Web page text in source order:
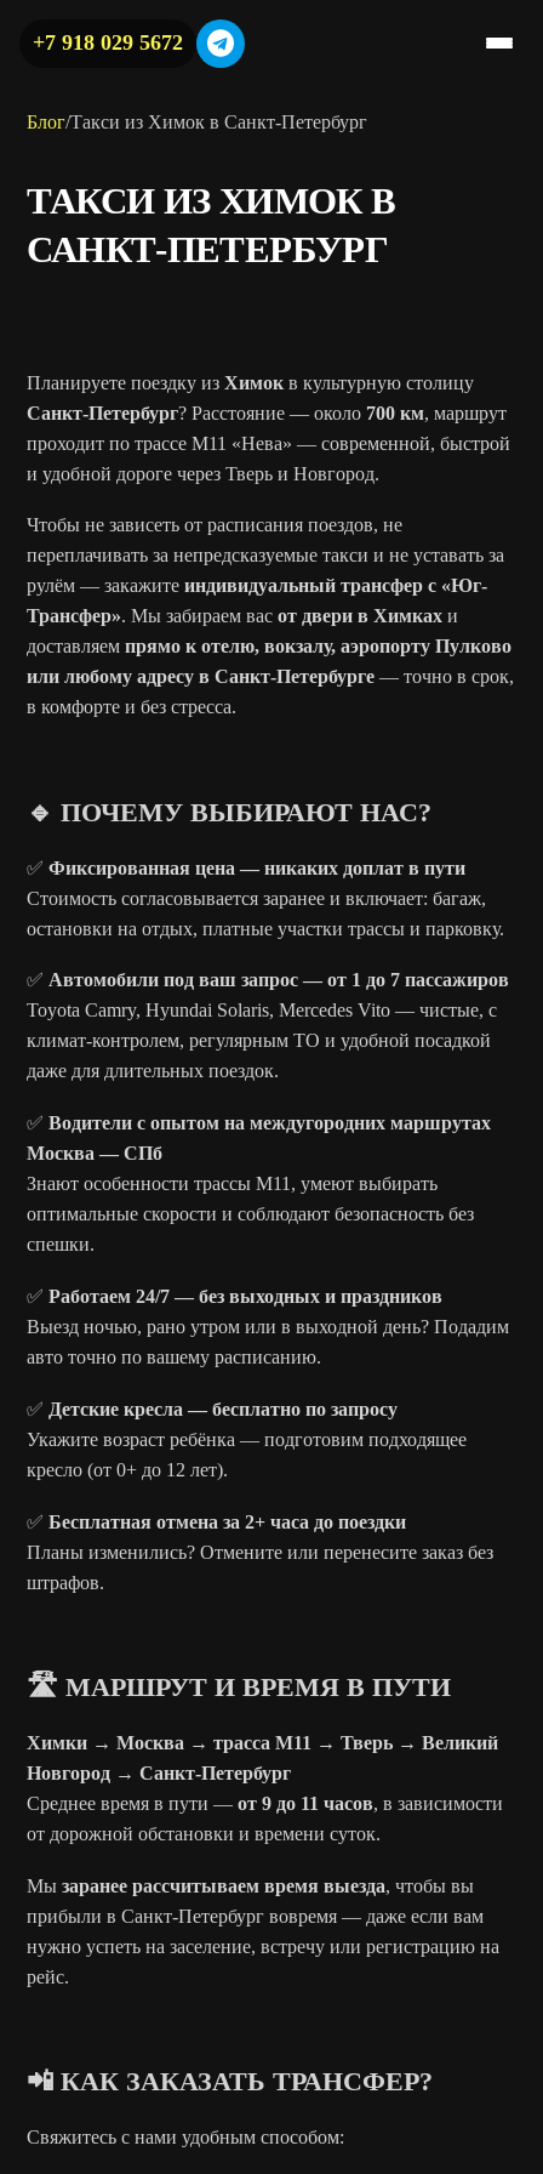
+7 918 029 5672
Блог/Такси из Химок в Санкт-Петербург
ТАКСИ ИЗ ХИМОК В
САНКТ-ПЕТЕРБУРГ
Планируете поездку изХимок в культурную столицу
Санкт-Петербург? Расстояние — около 700 км, маршрут
проходит по трассе М11 «Нева» — современной, быстрой
и удобной дороге через Тверь и Новгород.
Чтобы не зависеть от расписания поездов, не
переплачивать за непредсказуемые такси и не уставать за
рулём — закажитеиндивидуальный трансфер с «Юг-
Трансфер». Мы забираем васот двери в Химках и
доставляемпрямо к отелю, вокзалу, аэропорту Пулково
или любому адресу в Санкт-Петербурге — точно в срок,
в комфорте и без стресса.
🔹 ПОЧЕМУ ВЫБИРАЮТ НАС?
✅Фиксированная цена — никаких доплат в пути
Стоимость согласовывается заранее и включает: багаж,
остановки на отдых, платные участки трассы и парковку.
✅Автомобили под ваш запрос — от 1 до 7 пассажиров
Toyota Camry, Hyundai Solaris, Mercedes Vito — чистые, с
климат-контролем, регулярным ТО и удобной посадкой
даже для длительных поездок.
✅Водители с опытом на междугородних маршрутах
Москва — СПб
Знают особенности трассы М11, умеют выбирать
оптимальные скорости и соблюдают безопасность без
спешки.
✅Работаем 24/7 — без выходных и праздников
Выезд ночью, рано утром или в выходной день? Подадим
авто точно по вашему расписанию.
✅ Детские кресла — бесплатно по запросу
Укажите возраст ребёнка — подготовим подходящее
кресло (от 0+ до 12 лет).
✅Бесплатная отмена за 2+ часа до поездки
Планы изменились? Отмените или перенесите заказ без
штрафов.
🛣️ МАРШРУТ И ВРЕМЯ В ПУТИ
Химки → Москва → трасса М11 → Тверь → Великий
Новгород → Санкт-Петербург
Среднее время в пути —от 9 до 11 часов, в зависимости
от дорожной обстановки и времени суток.
Мызаранее рассчитываем время выезда, чтобы вы
прибыли в Санкт-Петербург вовремя — даже если вам
нужно успеть на заселение, встречу или регистрацию на
рейс.
📲 КАК ЗАКАЗАТЬ ТРАНСФЕР?
Свяжитесь с нами удобным способом: